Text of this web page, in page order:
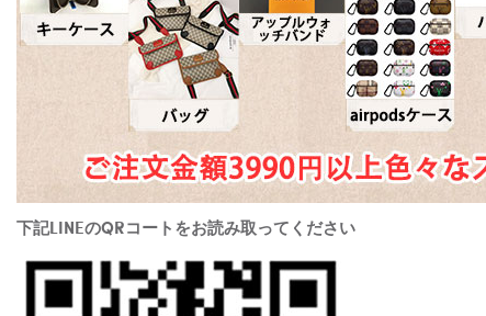
下記LINEのQRコートをお読み取ってください